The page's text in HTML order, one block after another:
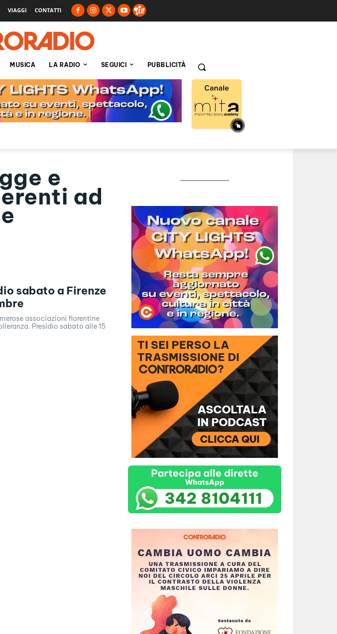
VIAGGI CONTATTI
MUSICA LA RADIO SEGUICI PUBBLICITÀ
e
ad
sabato a Firenze
associazioni fiorentine
Presidio sabato alle 15